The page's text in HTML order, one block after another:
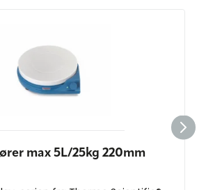
max 5L/25kg 220mm